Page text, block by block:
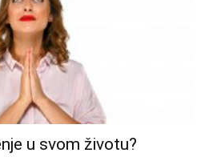
u svom životu?